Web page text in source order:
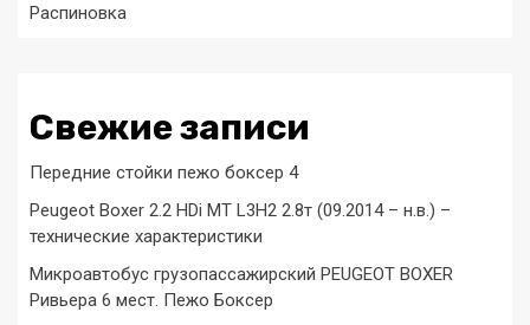
Распиновка
Свежие записи
Передние стойки пежо боксер 4
Peugeot Boxer 2.2 HDi MT L3H2 2.8т (09.2014 – н.в.) –
технические характеристики
Микроавтобус грузопассажирский PEUGEOT BOXER
Ривьера 6 мест. Пежо Боксер